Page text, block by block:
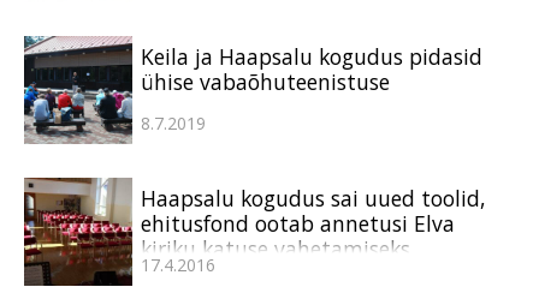
Keila ja Haapsalu kogudus pidasid
ühise vabaõhuteenistuse
8.7.2019
Haapsalu kogudus sai uued toolid,
ehitusfond ootab annetusi Elva
kiriku katuse vahetamiseks
17.4.2016